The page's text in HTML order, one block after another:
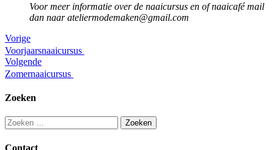
Voor meer informatie over de naaicursus en of naaicafé mail
dan naar ateliermodemaken@gmail.com
Berichtnavigatie
Vorige
Voorjaarsnaaicursus
Volgende
Zomernaaicursus
Zoeken
Zoeken
naar:
Contact